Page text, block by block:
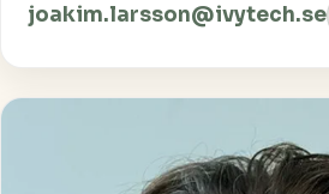
joakim.larsson@ivytech.se